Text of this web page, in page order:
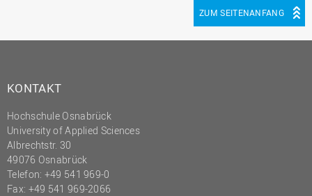
ZUM SEITENANFANG
KONTAKT
Hochschule Osnabrück
University of Applied Sciences
Albrechtstr. 30
49076 Osnabrück
Telefon: +49 541 969-0
Fax: +49 541 969-2066